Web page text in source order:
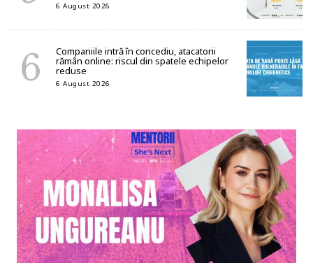
6 August 2026
Companiile intră în concediu, atacatorii
rămân online: riscul din spatele echipelor
reduse
6 August 2026